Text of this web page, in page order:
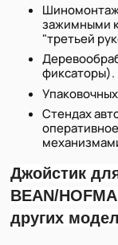
зажимными
"третьей
фиксаторы).
Стендах
Джойстик
BEAN/
других